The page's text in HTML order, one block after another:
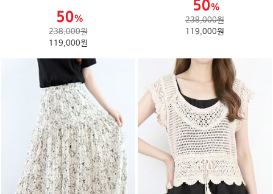
238,000원
119,000원
238,000원
119,000원